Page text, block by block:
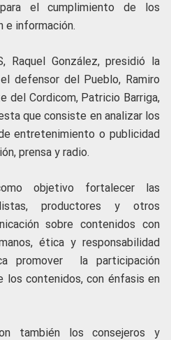
para el cumplimiento de los
e información.
Raquel González, presidió la
defensor del Pueblo, Ramiro
del Cordicom, Patricio Barriga,
que consiste en analizar los
entretenimiento o publicidad
prensa y radio.
objetivo fortalecer las
productores y otros
sobre contenidos con
ética y responsabilidad
promover la participación
los contenidos, con énfasis en
también los consejeros y